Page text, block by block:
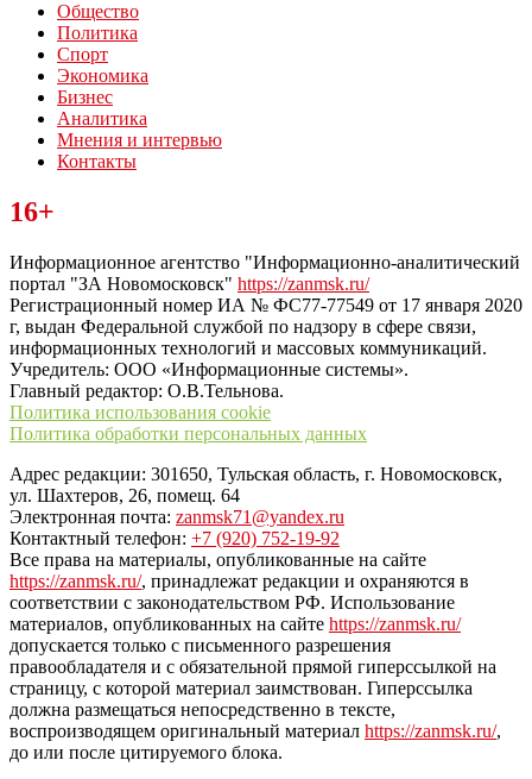
Общество
Политика
Спорт
Экономика
Бизнес
Аналитика
Мнения и интервью
Контакты
Читайте последние новости дня в Тульской области на сайте
“ЗаНовомосковск”
16+
Информационное агентство "Информационно-аналитический
портал "ЗА Новомосковск" https://zanmsk.ru/
Регистрационный номер ИА № ФС77-77549 от 17 января 2020
г, выдан Федеральной службой по надзору в сфере связи,
информационных технологий и массовых коммуникаций.
Учредитель: ООО «Информационные системы».
Главный редактор: О.В.Тельнова.
Политика использования cookie
Политика обработки персональных данных
Адрес редакции: 301650, Тульская область, г. Новомосковск,
ул. Шахтеров, 26, помещ. 64
Электронная почта: zanmsk71@yandex.ru
Контактный телефон: +7 (920) 752-19-92
Все права на материалы, опубликованные на сайте
https://zanmsk.ru/, принадлежат редакции и охраняются в
соответствии с законодательством РФ. Использование
материалов, опубликованных на сайте https://zanmsk.ru/
допускается только с письменного разрешения
правообладателя и с обязательной прямой гиперссылкой на
страницу, с которой материал заимствован. Гиперссылка
должна размещаться непосредственно в тексте,
воспроизводящем оригинальный материал https://zanmsk.ru/,
до или после цитируемого блока.